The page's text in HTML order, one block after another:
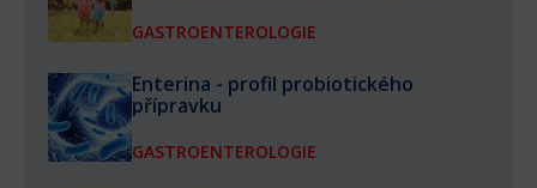
GASTROENTEROLOGIE
Enterina - profil probiotického
přípravku
GASTROENTEROLOGIE